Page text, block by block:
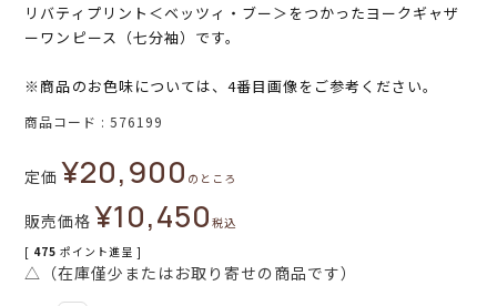
リバティプリント＜ベッツィ・ブー＞をつかったヨークギャザ
ーワンピース（七分袖）です。
※商品のお色味については、4番目画像をご参考ください。
商品コード 576199
定価 ¥20,900 のところ
販売価格 ¥10,450税込
[ 475 ポイント進呈 ]
△（在庫僅少またはお取り寄せの商品です）